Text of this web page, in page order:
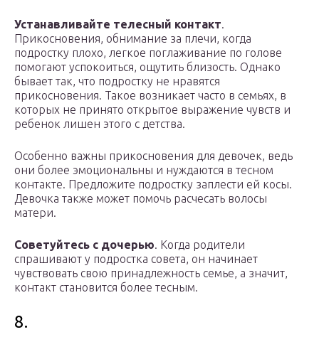
Устанавливайте телесный контакт.
Прикосновения, обнимание за плечи, когда
подростку плохо, легкое поглаживание по голове
помогают успокоиться, ощутить близость. Однако
бывает так, что подростку не нравятся
прикосновения. Такое возникает часто в семьях, в
которых не принято открытое выражение чувств и
ребенок лишен этого с детства.
Особенно важны прикосновения для девочек, ведь
они более эмоциональны и нуждаются в тесном
контакте. Предложите подростку заплести ей косы.
Девочка также может помочь расчесать волосы
матери.
Советуйтесь с дочерью. Когда родители
спрашивают у подростка совета, он начинает
чувствовать свою принадлежность семье, а значит,
контакт становится более тесным.
8.